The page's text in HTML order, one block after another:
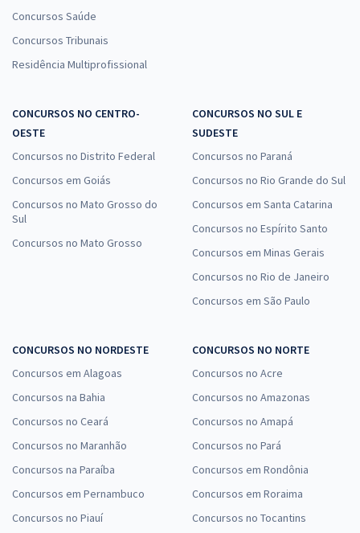
Concursos Saúde
Concursos Tribunais
Residência Multiprofissional
CONCURSOS NO CENTRO-
OESTE
Concursos no Distrito Federal
Concursos em Goiás
Concursos no Mato Grosso do
Sul
Concursos no Mato Grosso
CONCURSOS NO SUL E
SUDESTE
Concursos no Paraná
Concursos no Rio Grande do Sul
Concursos em Santa Catarina
Concursos no Espírito Santo
Concursos em Minas Gerais
Concursos no Rio de Janeiro
Concursos em São Paulo
CONCURSOS NO NORDESTE
Concursos em Alagoas
Concursos na Bahia
Concursos no Ceará
Concursos no Maranhão
Concursos na Paraíba
Concursos em Pernambuco
Concursos no Piauí
CONCURSOS NO NORTE
Concursos no Acre
Concursos no Amazonas
Concursos no Amapá
Concursos no Pará
Concursos em Rondônia
Concursos em Roraima
Concursos no Tocantins